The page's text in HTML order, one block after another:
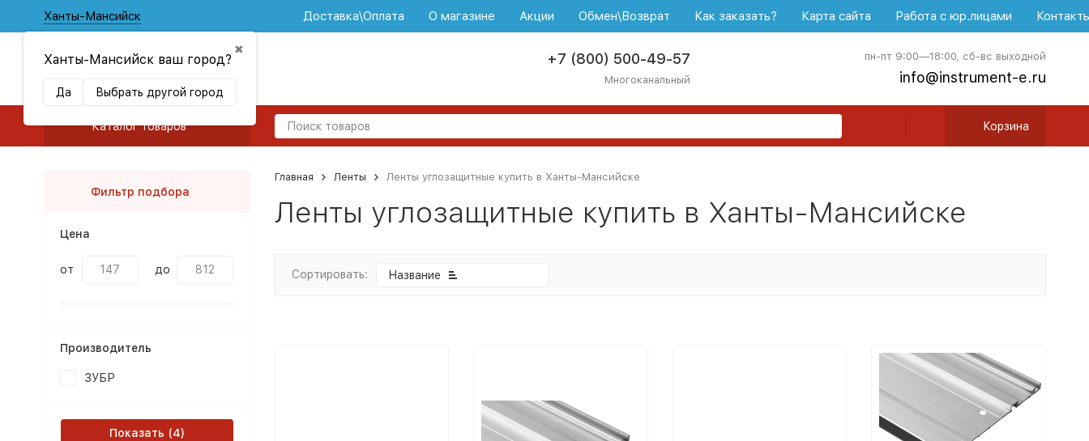
Ханты-Мансийск
✖
Ханты-Мансийск ваш город?
Да Выбрать другой город
Доставка\Оплата О магазине Акции Обмен\Возврат Как заказать? Карта сайта Работа с юр.лицами
+7 (800) 500-49-57
Многоканальный
пн-пт 9:00—18:00, сб-вс выходной
info@instrument-e.ru
Каталог товаров Корзина
Главная Ленты Ленты углозащитные купить в Ханты-Мансийске
Ленты углозащитные купить в Ханты-Мансийске
Сортировать: Название
Фильтр подбора
Цена
от до
Производитель
ЗУБР
Показать